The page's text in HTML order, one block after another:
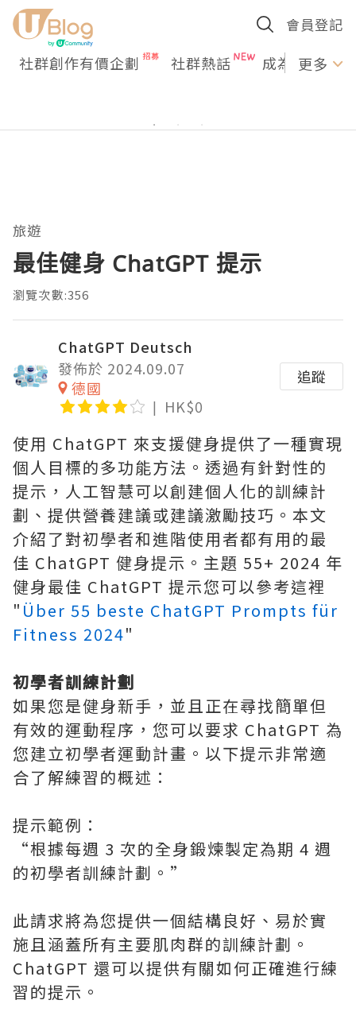
會員登記
社群創作有價企劃 社群熱話 成為U更多
旅遊
最佳健身 ChatGPT 提示
瀏覽次數:356
ChatGPT Deutsch
發佈於 2024.09.07
德國
HK$0
追蹤
使用 ChatGPT 來支援健身提供了一種實現
個人目標的多功能方法。透過有針對性的
提示，人工智慧可以創建個人化的訓練計
劃、提供營養建議或建議激勵技巧。本文
介紹了對初學者和進階使用者都有用的最
佳 ChatGPT 健身提示。主題 55+ 2024 年
健身最佳 ChatGPT 提示您可以參考這裡
" Über 55 beste ChatGPT Prompts für
Fitness 2024"
初學者訓練計劃
如果您是健身新手，並且正在尋找簡單但
有效的運動程序，您可以要求 ChatGPT 為
您建立初學者運動計畫。以下提示非常適
合了解練習的概述：
提示範例：
“根據每週 3 次的全身鍛煉製定為期 4 週
的初學者訓練計劃。”
此請求將為您提供一個結構良好、易於實
施且涵蓋所有主要肌肉群的訓練計劃。
ChatGPT 還可以提供有關如何正確進行練
習的提示。